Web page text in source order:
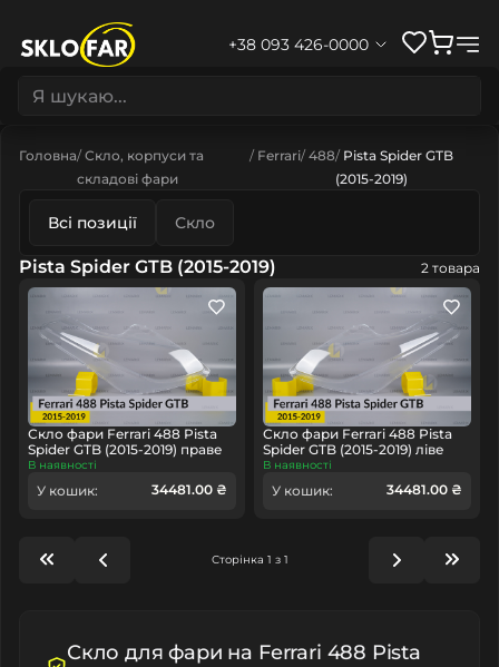
+38 093 426-0000
Головна Скло, корпуси та
складові фари
Ferrari 488 Pista Spider GTB
(2015-2019)
Всі позиції Скло
Pista Spider GTB (2015-2019) 2 товара
Скло фари Ferrari 488 Pista
Spider GTB (2015-2019) праве
В наявності
У кошик: 34481.00 ₴
Скло фари Ferrari 488 Pista
Spider GTB (2015-2019) ліве
В наявності
У кошик: 34481.00 ₴
Сторінка 1 з 1
Скло для фари на Ferrari 488 Pista